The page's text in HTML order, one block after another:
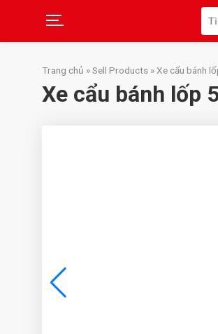
for:
Trang chủ »Sell Products »Xe cẩu bánh
Xe cẩu bánh lốp